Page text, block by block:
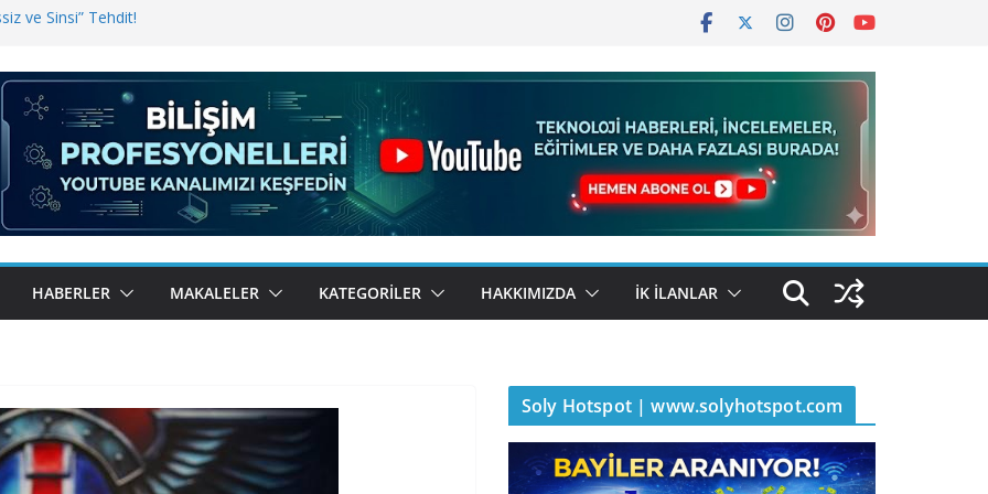
ve Sinsi” Tehdit!
Bugün BulutTahsilat’ta
Kemal Oral Tüm Sorularımızı
HABERLER MAKALELER KATEGORILER HAKKIMIZDA İK İLANLAR
Soly Hotspot | www.solyhotspot.com